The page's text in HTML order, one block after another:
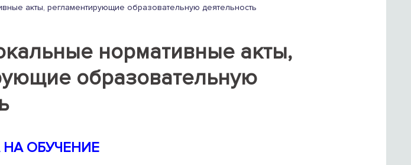
акты, регламентирующие образовательную деятельность
нормативные акты,
образовательную
ОБУЧЕНИЕ